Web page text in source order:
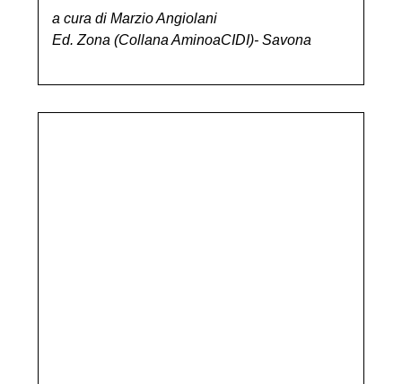
a cura di Marzio Angiolani
Ed. Zona (Collana AminoaCIDI)- Savona